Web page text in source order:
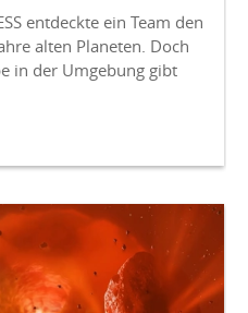
entdeckte ein Team den
alten Planeten. Doch
in der Umgebung gibt